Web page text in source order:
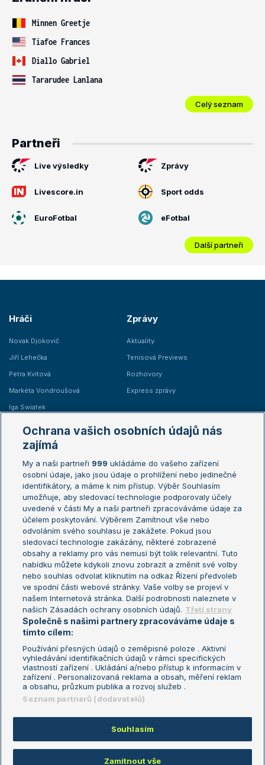
Minnen Greetje
Tiafoe Frances
Diallo Gabriel
Tararudee Lanlana
Celý seznam
Partneři
Live výsledky Zprávy
Livescore.in Sport odds
EuroFotbal eFotbal
Další partneři
Hráči
Novak Djokovič
Jiří Lehečka
Petra Kvitová
Markéta Vondroušová
Iga Swiatek
Zprávy
Aktuality
Tenisová Previews
Rozhovory
Express zprávy
Žebříčky
Žebříček ATP (muži)
Žebříček WTA (ženy)
Sázkařský žebříček
Australian Open
French Open
Wimbledon
US Open
Turnaj mistrů
Turnaj mistryň
Aktualní trendy
Fotbalové přestupy
Livesport Daily
LS Prague Open
Podmínky užití
Nastavení soukromí
GDPR a žurnalistika
Reklama
Kontakt
Informace o zpracování osobních
údajů
Copyright © 2008-2026 TenisPortal.cz. Využíváme zpravodajství ČTK.
Ochrana vašich osobních údajů nás
zajímá
My a naši partneři 999 ukládáme do vašeho zařízení
osobní údaje, jako jsou údaje o prohlížení nebo jedinečné
identifikátory, a máme k nim přístup. Výběr Souhlasím
umožňuje, aby sledovací technologie podporovaly účely
uvedené v části My a naši partneři zpracováváme údaje za
účelem poskytování. Výběrem Zamítnout vše nebo
odvoláním svého souhlasu je zakážete. Pokud jsou
sledovací technologie zakázány, některé zobrazené
obsahy a reklamy pro vás nemusí být tolik relevantní. Tuto
nabídku můžete kdykoli znovu zobrazit a změnit své volby
nebo souhlas odvolat kliknutím na odkaz Řízení předvoleb
ve spodní části webové stránky. Vaše volby se projeví v
našem Internetová stránka. Další podrobnosti naleznete v
našich Zásadách ochrany osobních údajů. Třetí strany
Společně s našimi partnery zpracováváme údaje s
tímto cílem:
Používání přesných údajů o zeměpisné poloze . Aktivní
vyhledávání identifikačních údajů v rámci specifických
vlastností zařízení . Ukládání a/nebo přístup k informacím v
zařízení . Personalizovaná reklama a obsah, měření reklam
a obsahu, průzkum publika a rozvoj služeb .
Seznam partnerů (dodavatelů)
Souhlasím
Zamítnout vše